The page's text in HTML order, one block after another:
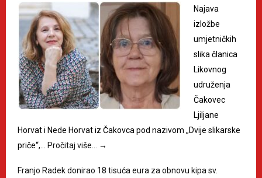
Najava
izložbe
umjetničkih
slika članica
Likovnog
udruženja
Čakovec
Ljiljane
Horvat i Nede Horvat iz Čakovca pod nazivom „Dvije slikarske
priče“,… Pročitaj više… →
Franjo Radek donirao 18 tisuća eura za obnovu kipa sv.